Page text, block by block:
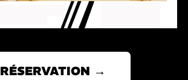
RÉSERVATION →